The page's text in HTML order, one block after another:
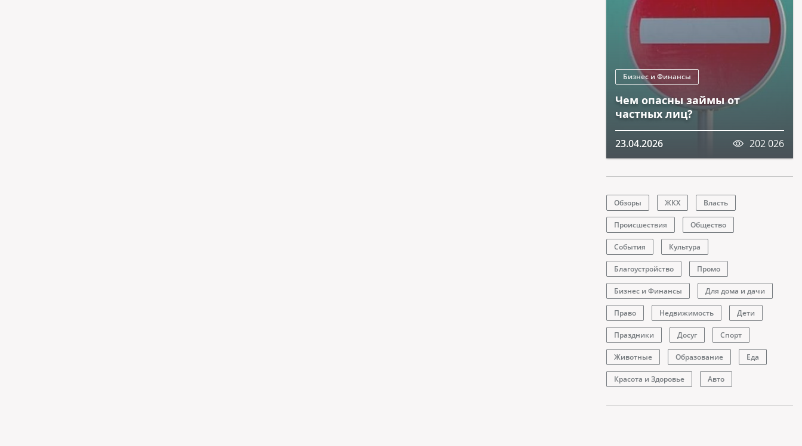
Бизнес и Финансы
Чем опасны займы от
частных лиц?
23.04.2026 202 026
Обзоры ЖКХ Власть
Происшествия Общество
События Культура
Благоустройство Промо
Бизнес и Финансы Для дома и дачи
Право Недвижимость Дети
Праздники Досуг Спорт
Животные Образование Еда
Красота и Здоровье Авто